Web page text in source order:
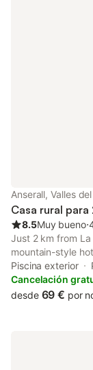
Anserall, Valles
Casa rural para
8.5Muy bueno⋅
Just 2 km from La
mountain-style
and charming
and free Wi-Fi.
Piscina exterior
Cancelación
desde 69 € por